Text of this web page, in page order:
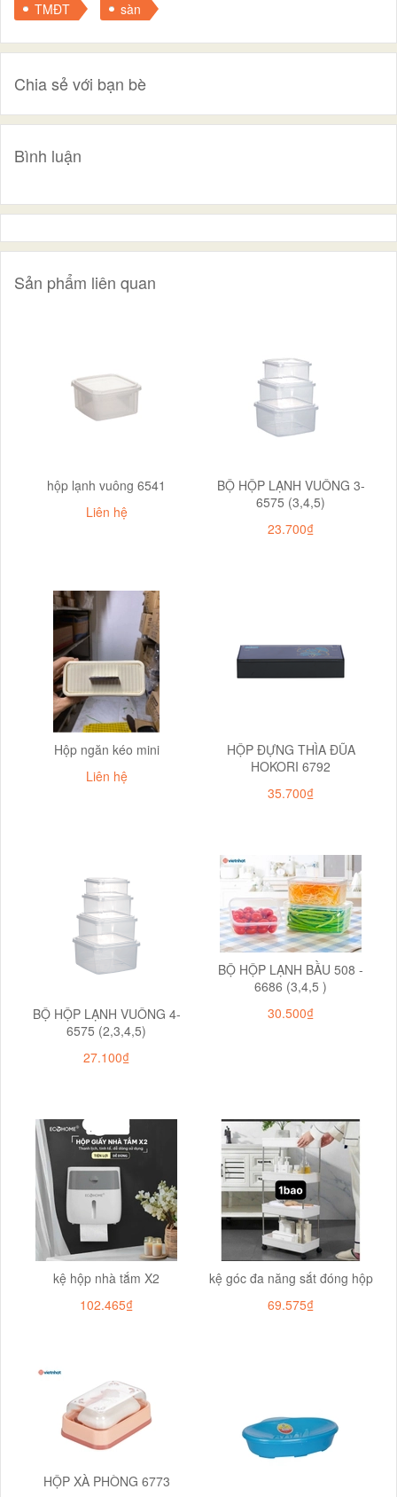
TMĐT sàn
Chia sẻ với bạn bè
Bình luận
Sản phẩm liên quan
hộp lạnh vuông 6541
Liên hệ
BỘ HỘP LẠNH VUÔNG 3-
6575 (3,4,5)
23.700₫
Hộp ngăn kéo mini
Liên hệ
HỘP ĐỰNG THÌA ĐŨA
HOKORI 6792
35.700₫
BỘ HỘP LẠNH VUÔNG 4-
6575 (2,3,4,5)
27.100₫
BỘ HỘP LẠNH BẦU 508 -
6686 (3,4,5 )
30.500₫
kệ hộp nhà tắm X2
102.465₫
kệ góc đa năng sắt đóng hộp
69.575₫
HỘP XÀ PHÒNG 6773